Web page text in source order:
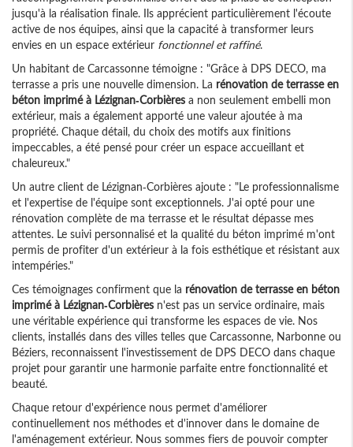
jusqu'à la réalisation finale. Ils apprécient particulièrement l'écoute
active de nos équipes, ainsi que la capacité à transformer leurs
envies en un espace extérieur fonctionnel et raffiné.
Un habitant de Carcassonne témoigne : "Grâce à DPS DECO, ma
terrasse a pris une nouvelle dimension. La rénovation de terrasse en
béton imprimé à Lézignan-Corbières a non seulement embelli mon
extérieur, mais a également apporté une valeur ajoutée à ma
propriété. Chaque détail, du choix des motifs aux finitions
impeccables, a été pensé pour créer un espace accueillant et
chaleureux."
Un autre client de Lézignan-Corbières ajoute : "Le professionnalisme
et l'expertise de l'équipe sont exceptionnels. J'ai opté pour une
rénovation complète de ma terrasse et le résultat dépasse mes
attentes. Le suivi personnalisé et la qualité du béton imprimé m'ont
permis de profiter d'un extérieur à la fois esthétique et résistant aux
intempéries."
Ces témoignages confirment que la rénovation de terrasse en béton
imprimé à Lézignan-Corbières n'est pas un service ordinaire, mais
une véritable expérience qui transforme les espaces de vie. Nos
clients, installés dans des villes telles que Carcassonne, Narbonne ou
Béziers, reconnaissent l'investissement de DPS DECO dans chaque
projet pour garantir une harmonie parfaite entre fonctionnalité et
beauté.
Chaque retour d'expérience nous permet d'améliorer
continuellement nos méthodes et d'innover dans le domaine de
l'aménagement extérieur. Nous sommes fiers de pouvoir compter